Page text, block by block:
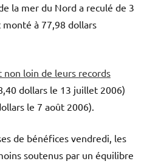
la mer du Nord a reculé de 3
à 77,98 dollars
loin de leurs records
dollars le 13 juillet 2006)
le 7 août 2006).
de bénéfices vendredi, les
soutenus par un équilibre